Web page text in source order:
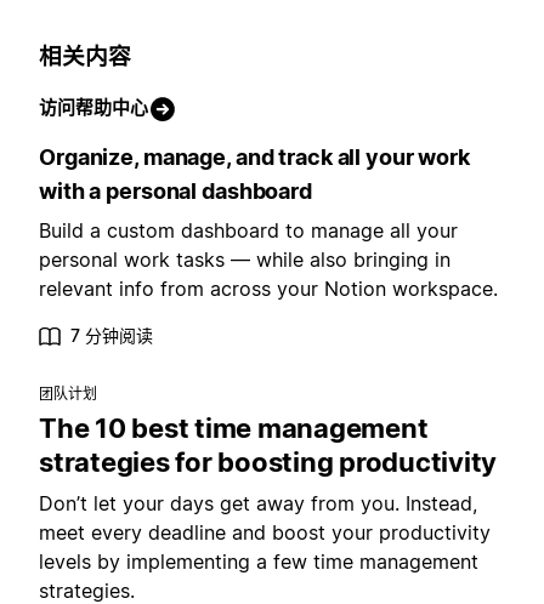
相关内容
访问帮助中心
Organize, manage, and track all your work
with a personal dashboard
Build a custom dashboard to manage all your
personal work tasks — while also bringing in
relevant info from across your Notion workspace.
7 分钟阅读
团队计划
The 10 best time management
strategies for boosting productivity
Don’t let your days get away from you. Instead,
meet every deadline and boost your productivity
levels by implementing a few time management
strategies.